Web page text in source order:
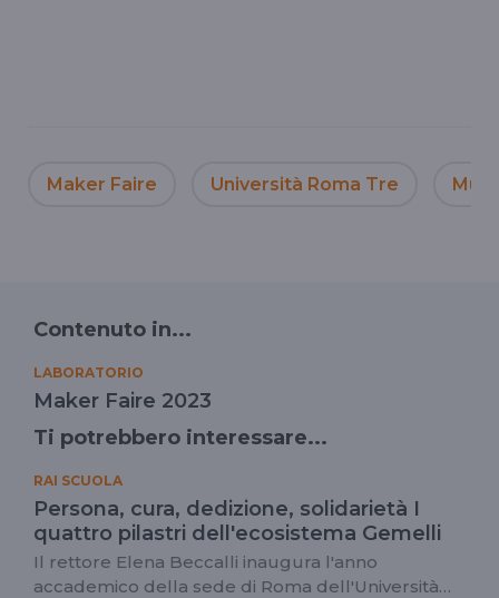
Maker Faire Università Roma Tre
Contenuto in...
LABORATORIO
Maker Faire 2023
Ti potrebbero interessare...
RAI SCUOLA
Persona, cura, dedizione, solidarietà I
quattro pilastri dell'ecosistema Gemelli
Il rettore Elena Beccalli inaugura l'anno
accademico della sede di Roma dell'Università